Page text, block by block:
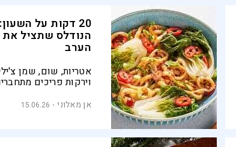
20 דקות על
הנודלס שתציל
הערב
אטריות, שום, שמן
וירקות פריכים
שמוכנה בפחות מחצי
אן מאלוני 15.06.26